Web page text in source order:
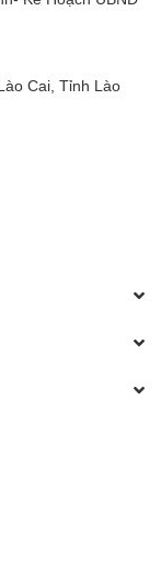
Cai, Tỉnh Lào